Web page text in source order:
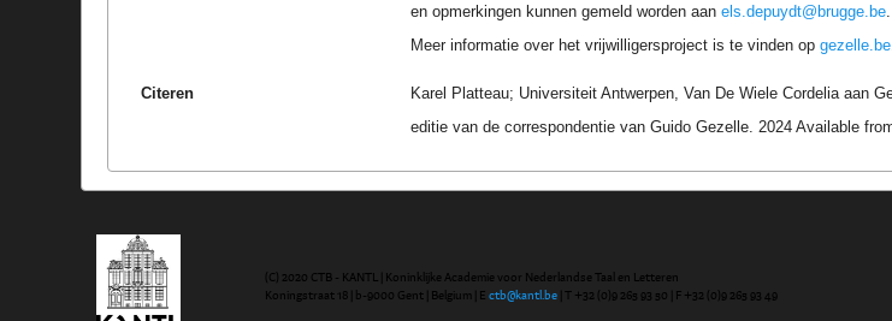
en opmerkingen kunnen gemeld worden aanels.depuydt@brugge.be.
Meer informatie over het vrijwilligersproject is te vinden opgezelle.be
Citeren
Karel Platteau; Universiteit Antwerpen, Van De Wiele Cordelia aan
editie van de correspondentie van Guido Gezelle. 2024 Available
(C) 2020 CTB - KANTL | Koninklijke Academie voor Nederlandse Taal en Letteren
Koningstraat 18 | b-9000 Gent | Belgium | Ectb@kantl.be | T +32 (0)9 265 93 50 | F +32 (0)9 265 93 49